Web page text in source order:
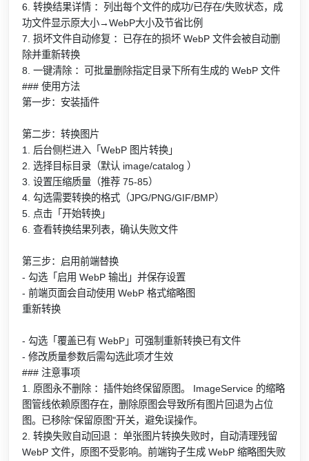
6. 转换结果详情 ：列出每个文件的成功/已存在/失败状态，成
功文件显示原大小→WebP大小及节省比例
7. 损坏文件自动修复 ：已存在的损坏 WebP 文件会被自动删
除并重新转换
8. 一键清除 ：可批量删除指定目录下所有生成的 WebP 文件
### 使用方法
第一步：安装插件
第二步：转换图片
1. 后台侧栏进入「WebP 图片转换」
2. 选择目标目录（默认 image/catalog ）
3. 设置压缩质量（推荐 75-85）
4. 勾选需要转换的格式（JPG/PNG/GIF/BMP）
5. 点击「开始转换」
6. 查看转换结果列表，确认失败文件
第三步：启用前端替换
- 勾选「启用 WebP 输出」并保存设置
- 前端页面会自动使用 WebP 格式缩略图
重新转换
- 勾选「覆盖已有 WebP」可强制重新转换已有文件
- 修改质量参数后需勾选此项才生效
### 注意事项
1. 原图永不删除 ：插件始终保留原图。 ImageService 的缩略
图管线依赖原图存在，删除原图会导致所有图片回退为占位
图。已移除"保留原图"开关，避免误操作。
2. 转换失败自动回退 ：单张图片转换失败时，自动清理残留
WebP 文件，原图不受影响。前端钩子生成 WebP 缩略图失败